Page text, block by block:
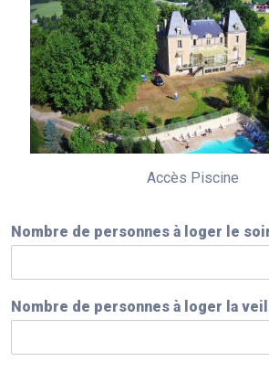
Accès Piscine
Nombre de personnes à loger le
Nombre de personnes à loger la